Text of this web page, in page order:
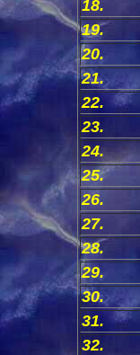
18.
19.
20.
21.
22.
23.
24.
25.
26.
27.
28.
29.
30.
31.
32.